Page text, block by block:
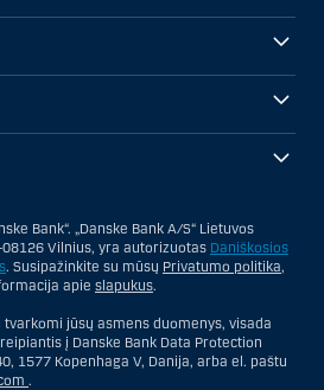
Bank“. „Danske Bank A/S“ Lietuvos
08126 Vilnius, yra autorizuotas Daniškosios
. Susipažinkite su mūsų Privatumo politika,
apie slapukus.
jūsų asmens duomenys, visada
į Danske Bank Data Protection
1577 Kopenhaga V, Danija, arba el. paštu
.